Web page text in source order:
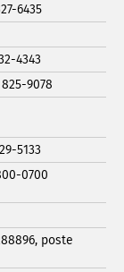
6435
4343
9078
5133
0700
poste